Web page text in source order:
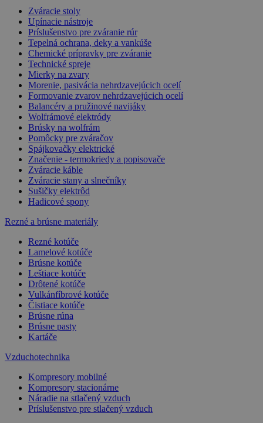
Zváracie stoly
Upínacie nástroje
Príslušenstvo pre zváranie rúr
Tepelná ochrana, deky a vankúše
Chemické prípravky pre zváranie
Technické spreje
Mierky na zvary
Morenie, pasivácia nehrdzavejúcich ocelí
Formovanie zvarov nehrdzavejúcich ocelí
Balancéry a pružinové navijáky
Wolfrámové elektródy
Brúsky na wolfrám
Pomôcky pre zváračov
Spájkovačky elektrické
Značenie - termokriedy a popisovače
Zváracie káble
Zváracie stany a slnečníky
Sušičky elektrôd
Hadicové spony
Rezné a brúsne materiály
Rezné kotúče
Lamelové kotúče
Brúsne kotúče
Leštiace kotúče
Drôtené kotúče
Vulkánfíbrové kotúče
Čistiace kotúče
Brúsne rúna
Brúsne pasty
Kartáče
Vzduchotechnika
Kompresory mobilné
Kompresory stacionárne
Náradie na stlačený vzduch
Príslušenstvo pre stlačený vzduch